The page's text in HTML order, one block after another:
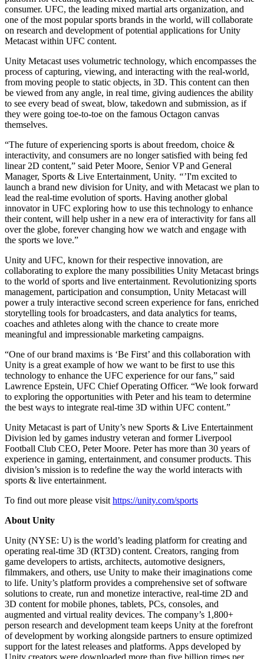
인앱 결제
매장 및 D2C 전반에 걸쳐 IAP 관리하세요.
적합한 게임으로 플레이어 연결
Unity로 광고하세요
Unity로 수익화하세요
활용 부문
모바일 게임
Unity로 모바일 히트작을 제작하고 성장시키세요.
인디 게임
소규모 팀으로 대작 게임을 출시하세요.
XR 게임
여러 플랫폼에서 XR 게임을 출시하세요.
멀티플레이어 게임
멀티플레이어 게임 개발을 간소화하세요.
데모
데모, 샘플 및 빌딩 블록
모든 리소스
새로운 기능
블로그
업데이트, 정보, 기술 팁
뉴스
뉴스, 스토리, 보도 센터
교육 담당자 대상 교육
교육 효율 극대화
교육 기관에 Unity 강력한 기능 도입
자격증
Unity 숙련도를 입증하세요
consumer. UFC, the leading mixed martial arts organization, and
one of the most popular sports brands in the world, will collaborate
on research and development of potential applications for Unity
Metacast within UFC content.
Unity Metacast uses volumetric technology, which encompasses the
process of capturing, viewing, and interacting with the real-world,
from moving people to static objects, in 3D. This content can then
be viewed from any angle, in real time, giving audiences the ability
to see every bead of sweat, blow, takedown and submission, as if
they were going toe-to-toe on the famous Octagon canvas
themselves.
“The future of experiencing sports is about freedom, choice &
interactivity, and consumers are no longer satisfied with being fed
linear 2D content,” said Peter Moore, Senior VP and General
Manager, Sports & Live Entertainment, Unity. “’I'm excited to
launch a brand new division for Unity, and with Metacast we plan to
lead the real-time evolution of sports. Having another global
innovator in UFC exploring how to use this technology to enhance
their content, will help usher in a new era of interactivity for fans all
over the globe, forever changing how we watch and engage with
the sports we love.”
Unity and UFC, known for their respective innovation, are
collaborating to explore the many possibilities Unity Metacast brings
to the world of sports and live entertainment. Revolutionizing sports
management, participation and consumption, Unity Metacast will
power a truly interactive second screen experience for fans, enriched
storytelling tools for broadcasters, and data analytics for teams,
coaches and athletes along with the chance to create more
meaningful and impressionable marketing campaigns.
“One of our brand maxims is ‘Be First’ and this collaboration with
Unity is a great example of how we want to be first to use this
technology to enhance the UFC experience for our fans,” said
Lawrence Epstein, UFC Chief Operating Officer. “We look forward
to exploring the opportunities with Peter and his team to determine
the best ways to integrate real-time 3D within UFC content.”
Unity Metacast is part of Unity’s new Sports & Live Entertainment
Division led by games industry veteran and former Liverpool
Football Club CEO, Peter Moore. Peter has more than 30 years of
experience in gaming, entertainment, and consumer products. This
division’s mission is to redefine the way the world interacts with
sports & live entertainment.
To find out more please visit https://unity.com/sports
About Unity
Unity (NYSE: U) is the world’s leading platform for creating and
operating real-time 3D (RT3D) content. Creators, ranging from
game developers to artists, architects, automotive designers,
filmmakers, and others, use Unity to make their imaginations come
to life. Unity’s platform provides a comprehensive set of software
solutions to create, run and monetize interactive, real-time 2D and
3D content for mobile phones, tablets, PCs, consoles, and
augmented and virtual reality devices. The company’s 1,800+
person research and development team keeps Unity at the forefront
of development by working alongside partners to ensure optimized
support for the latest releases and platforms. Apps developed by